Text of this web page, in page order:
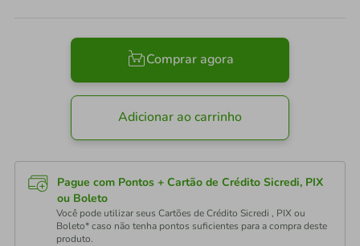
Comprar agora
Adicionar ao carrinho
Pague com Pontos + Cartão de Crédito Sicredi, PIX
ou Boleto
Você pode utilizar seus Cartões de Crédito Sicredi , PIX ou
Boleto* caso não tenha pontos suficientes para a compra deste
produto.